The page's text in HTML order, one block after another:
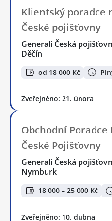
Klientský poradce
České pojišťovny
Generali Česká
Děčín
od 18 000 Kč
Zveřejněno: 21. února
Obchodní Poradce
České Pojišťovny
Generali Česká
Nymburk
18 000 – 25 000 Kč
Zveřejněno: 10. dubna